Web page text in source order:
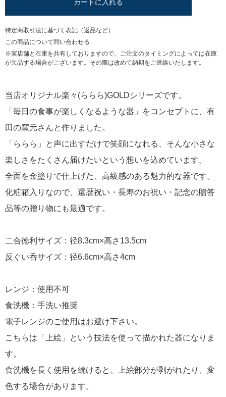
カートに入れる
特定商取引法に基づく表記（返品など）
この商品について問い合わせる
※実店舗と在庫を共有しておりますので、ご注文のタイミングによっては在庫
が欠品する場合がございます。その際は改めて納期をご連絡いたします。
当店オリジナル楽々(ららら)GOLDシリーズです。
「毎日の食事が楽しくなるような器」をコンセプトに、有
田の窯元さんと作りました。
「ららら」と声に出すだけで笑顔になれる、そんな小さな
楽しさをたくさん届けたいという想いを込めています。
全面を金塗りで仕上げた、高級感のある魅力的な器です。
化粧箱入りなので、還暦祝い・長寿のお祝い・記念の贈答
品等の贈り物にも最適です。
二合徳利サイズ：径8.3cm×高さ13.5cm
反ぐい呑サイズ：径6.6cm×高さ4cm
レンジ：使用不可
食洗機：手洗い推奨
電子レンジのご使用はお避け下さい。
こちらは「上絵」という技法を使って描かれた器になりま
す。
食洗機を長く使用を続けると、上絵部分が剥がれたり、変
色する場合があります。